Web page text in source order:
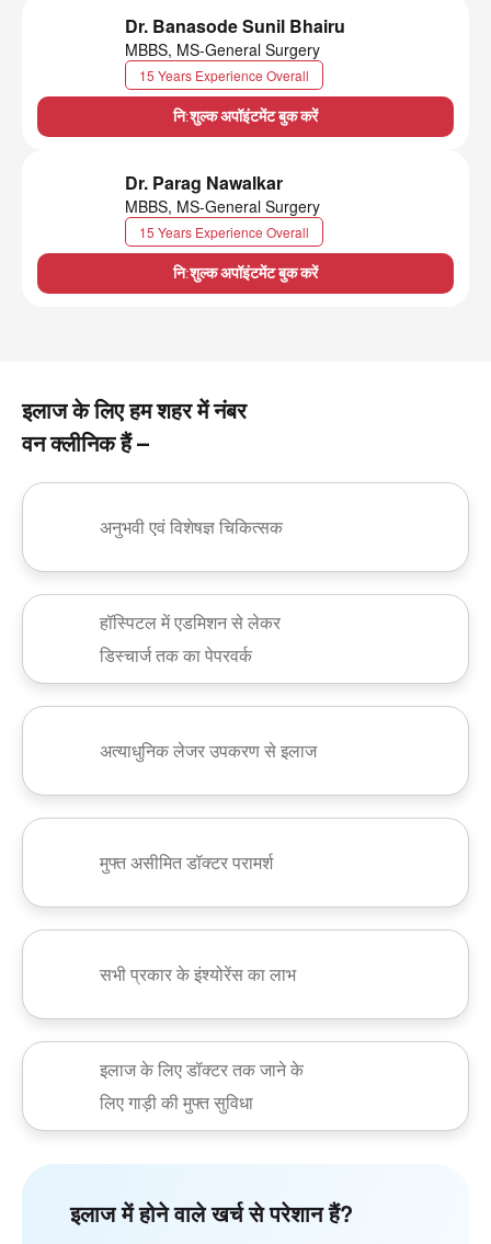
Dr. Banasode Sunil Bhairu
MBBS, MS-General Surgery
15 Years Experience Overall
नि:शुल्क अपॉइंटमेंट बुक करें
Dr. Parag Nawalkar
MBBS, MS-General Surgery
15 Years Experience Overall
नि:शुल्क अपॉइंटमेंट बुक करें
इलाज के लिए हम शहर में नंबर
वन क्लीनिक हैं –
अनुभवी एवं विशेषज्ञ चिकित्सक
हॉस्पिटल में एडमिशन से लेकर
डिस्चार्ज तक का पेपरवर्क
अत्याधुनिक लेजर उपकरण से इलाज
मुफ्त असीमित डॉक्टर परामर्श
सभी प्रकार के इंश्योरेंस का लाभ
इलाज के लिए डॉक्टर तक जाने के
लिए गाड़ी की मुफ्त सुविधा
इलाज में होने वाले खर्च से परेशान हैं?